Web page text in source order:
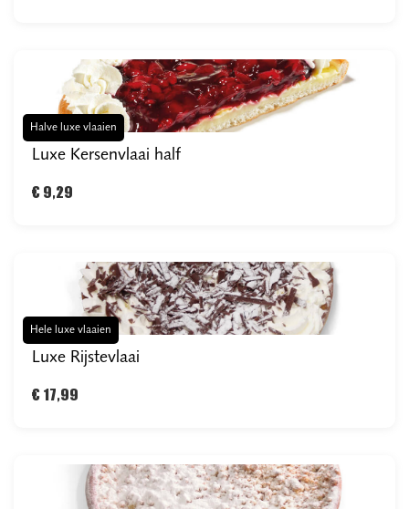
Halve luxe vlaaien
Luxe Kersenvlaai half
€ 9,29
Hele luxe vlaaien
Luxe Rijstevlaai
€ 17,99